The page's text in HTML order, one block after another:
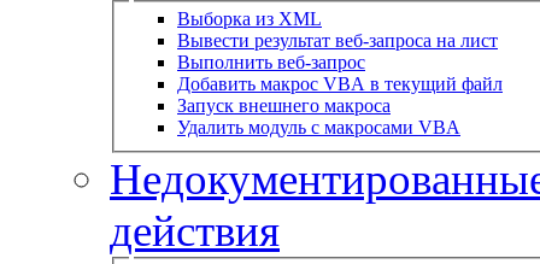
Выборка из XML
Вывести результат веб-запроса на лист
Выполнить веб-запрос
Добавить макрос VBA в текущий файл
Запуск внешнего макроса
Удалить модуль с макросами VBA
действия